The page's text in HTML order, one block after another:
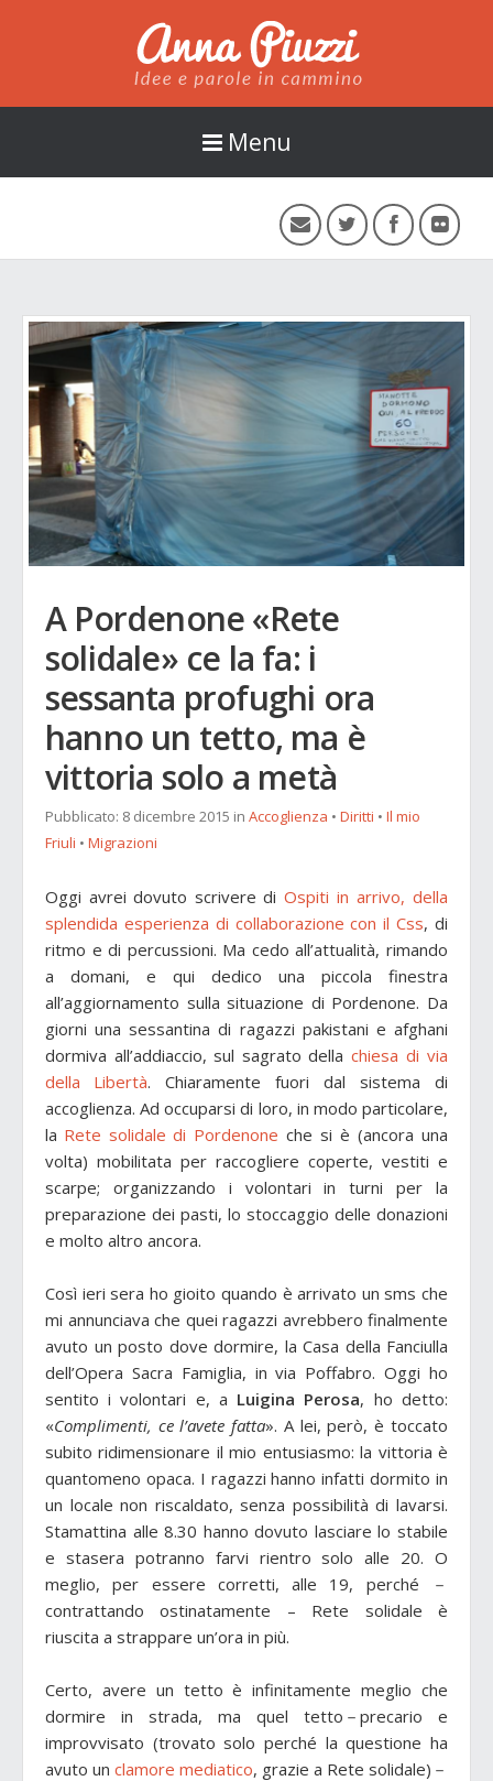
Anna Piuzzi
Menu
A Pordenone «Rete
solidale» ce la fa: i
sessanta profughi ora
hanno un tetto, ma è
vittoria solo a metà
Pubblicato: 8 dicembre 2015 in Accoglienza • Diritti • Il mio
Friuli • Migrazioni
Oggi avrei dovuto scrivere di Ospiti in arrivo, della
splendida esperienza di collaborazione con il Css, di
ritmo e di percussioni. Ma cedo all’attualità, rimando
a domani, e qui dedico una piccola finestra
all’aggiornamento sulla situazione di Pordenone. Da
giorni una sessantina di ragazzi pakistani e afghani
dormiva all’addiaccio, sul sagrato della chiesa di via
della Libertà. Chiaramente fuori dal sistema di
accoglienza. Ad occuparsi di loro, in modo particolare,
la Rete solidale di Pordenone che si è (ancora una
volta) mobilitata per raccogliere coperte, vestiti e
scarpe; organizzando i volontari in turni per la
preparazione dei pasti, lo stoccaggio delle donazioni
e molto altro ancora.
Così ieri sera ho gioito quando è arrivato un sms che
mi annunciava che quei ragazzi avrebbero finalmente
avuto un posto dove dormire, la Casa della Fanciulla
dell’Opera Sacra Famiglia, in via Poffabro. Oggi ho
sentito i volontari e, a Luigina Perosa, ho detto:
«Complimenti, ce l’avete fatta». A lei, però, è toccato
subito ridimensionare il mio entusiasmo: la vittoria è
quantomeno opaca. I ragazzi hanno infatti dormito in
un locale non riscaldato, senza possibilità di lavarsi.
Stamattina alle 8.30 hanno dovuto lasciare lo stabile
e stasera potranno farvi rientro solo alle 20. O
meglio, per essere corretti, alle 19, perché －
contrattando ostinatamente – Rete solidale è
riuscita a strappare un’ora in più.
Certo, avere un tetto è infinitamente meglio che
dormire in strada, ma quel tetto－precario e
improvvisato (trovato solo perché la questione ha
avuto un clamore mediatico, grazie a Rete solidale)－